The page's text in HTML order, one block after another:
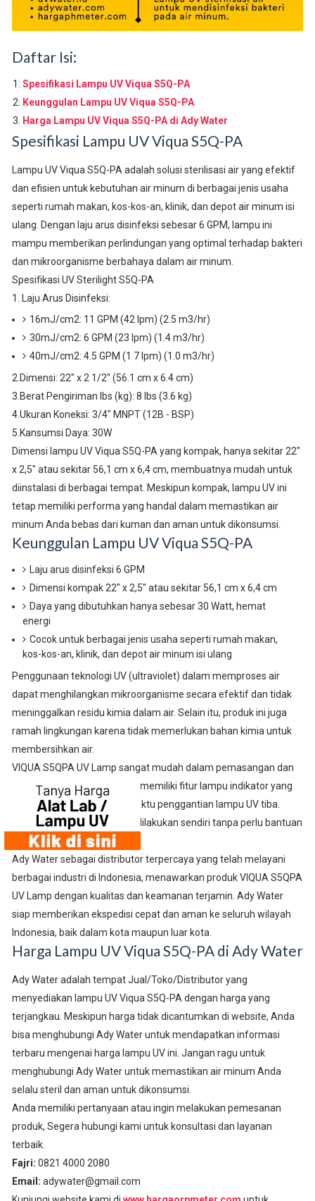
Daftar Isi:
Spesifikasi Lampu UV Viqua S5Q-PA
Keunggulan Lampu UV Viqua S5Q-PA
Harga Lampu UV Viqua S5Q-PA di Ady Water
Spesifikasi Lampu UV Viqua S5Q-PA
Lampu UV Viqua S5Q-PA adalah solusi sterilisasi air yang efektif
dan efisien untuk kebutuhan air minum di berbagai jenis usaha
seperti rumah makan, kos-kos-an, klinik, dan depot air minum isi
ulang. Dengan laju arus disinfeksi sebesar 6 GPM, lampu ini
mampu memberikan perlindungan yang optimal terhadap bakteri
dan mikroorganisme berbahaya dalam air minum.
Spesifikasi UV Sterilight S5Q-PA
1. Laju Arus Disinfeksi:
16mJ/cm2: 11 GPM (42 Ipm) (2.5 m3/hr)
30mJ/cm2: 6 GPM (23 Ipm) (1.4 m3/hr)
40mJ/cm2: 4.5 GPM (1 7 Ipm) (1.0 m3/hr)
2.Dimensi: 22" x 2 1/2" (56.1 cm x 6.4 cm)
3.Berat Pengiriman lbs (kg): 8 lbs (3.6 kg)
4.Ukuran Koneksi: 3/4" MNPT (12B - BSP)
5.Kansumsi Daya: 30W
Dimensi lampu UV Viqua S5Q-PA yang kompak, hanya sekitar 22"
x 2,5" atau sekitar 56,1 cm x 6,4 cm, membuatnya mudah untuk
diinstalasi di berbagai tempat. Meskipun kompak, lampu UV ini
tetap memiliki performa yang handal dalam memastikan air
minum Anda bebas dari kuman dan aman untuk dikonsumsi.
Keunggulan Lampu UV Viqua S5Q-PA
Laju arus disinfeksi 6 GPM
Dimensi kompak 22" x 2,5" atau sekitar 56,1 cm x 6,4 cm
Daya yang dibutuhkan hanya sebesar 30 Watt, hemat
energi
Cocok untuk berbagai jenis usaha seperti rumah makan,
kos-kos-an, klinik, dan depot air minum isi ulang
Penggunaan teknologi UV (ultraviolet) dalam memproses air
dapat menghilangkan mikroorganisme secara efektif dan tidak
meninggalkan residu kimia dalam air. Selain itu, produk ini juga
ramah lingkungan karena tidak memerlukan bahan kimia untuk
membersihkan air.
VIQUA S5QPA UV Lamp sangat mudah dalam pemasangan dan
pemeliharaannya. Produk ini memiliki fitur lampu indikator yang
akan memberitahu ketika waktu penggantian lampu UV tiba.
Pergantian lampu UV dapat dilakukan sendiri tanpa perlu bantuan
teknisi.
Ady Water sebagai distributor terpercaya yang telah melayani
berbagai industri di Indonesia, menawarkan produk VIQUA S5QPA
UV Lamp dengan kualitas dan keamanan terjamin. Ady Water
siap memberikan ekspedisi cepat dan aman ke seluruh wilayah
Indonesia, baik dalam kota maupun luar kota.
Harga Lampu UV Viqua S5Q-PA di Ady Water
Ady Water adalah tempat Jual/Toko/Distributor yang
menyediakan lampu UV Viqua S5Q-PA dengan harga yang
terjangkau. Meskipun harga tidak dicantumkan di website, Anda
bisa menghubungi Ady Water untuk mendapatkan informasi
terbaru mengenai harga lampu UV ini. Jangan ragu untuk
menghubungi Ady Water untuk memastikan air minum Anda
selalu steril dan aman untuk dikonsumsi.
Anda memiliki pertanyaan atau ingin melakukan pemesanan
produk, Segera hubungi kami untuk konsultasi dan layanan
terbaik.
Fajri: 0821 4000 2080
Email: adywater@gmail.com